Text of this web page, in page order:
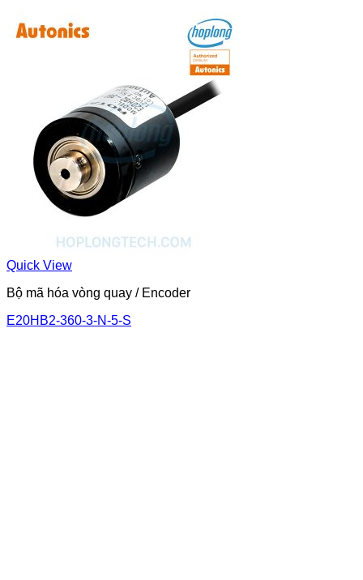
Quick View
Bộ mã hóa vòng quay / Encoder
E20HB2-360-3-N-5-S